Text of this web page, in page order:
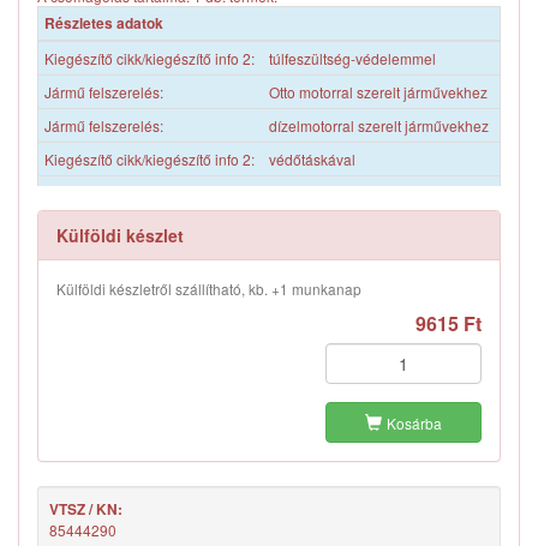
Részletes adatok
Kiegészítő cikk/kiegészítő info 2:
túlfeszültség-védelemmel
Jármű felszerelés:
Otto motorral szerelt járművekhez
Jármű felszerelés:
dízelmotorral szerelt járművekhez
Kiegészítő cikk/kiegészítő info 2:
védőtáskával
Feszültség:
12 V
Feszültség:
Áramerősségig:
350 A
Kábelhossz:
3,5 m
CCA (Rézbevonatú alumínium)
Külföldi készlet
Külföldi készletről szállítható, kb. +1 munkanap
9615 Ft
Kosárba
VTSZ / KN:
85444290